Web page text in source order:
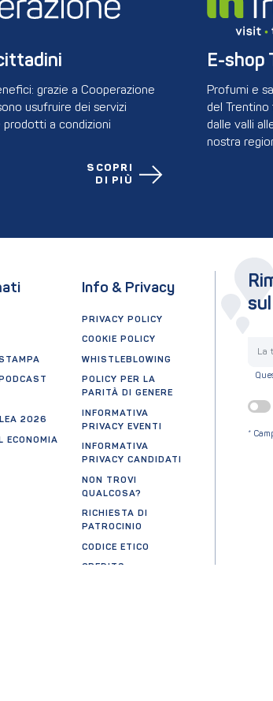
grazie a Cooperazione
usufruire dei servizi
a condizioni
SCOPRI
DI PIÙ
E-shop
Profumi e
del
dalle valli
nostra
2026
ECONOMIA
Info & Privacy
PRIVACY POLICY
COOKIE POLICY
WHISTLEBLOWING
POLICY PER LA
PARITÀ DI GENERE
INFORMATIVA
PRIVACY EVENTI
INFORMATIVA
PRIVACY CANDIDATI
NON TROVI
QUALCOSA?
RICHIESTA DI
PATROCINIO
CODICE ETICO
CREDITS
*